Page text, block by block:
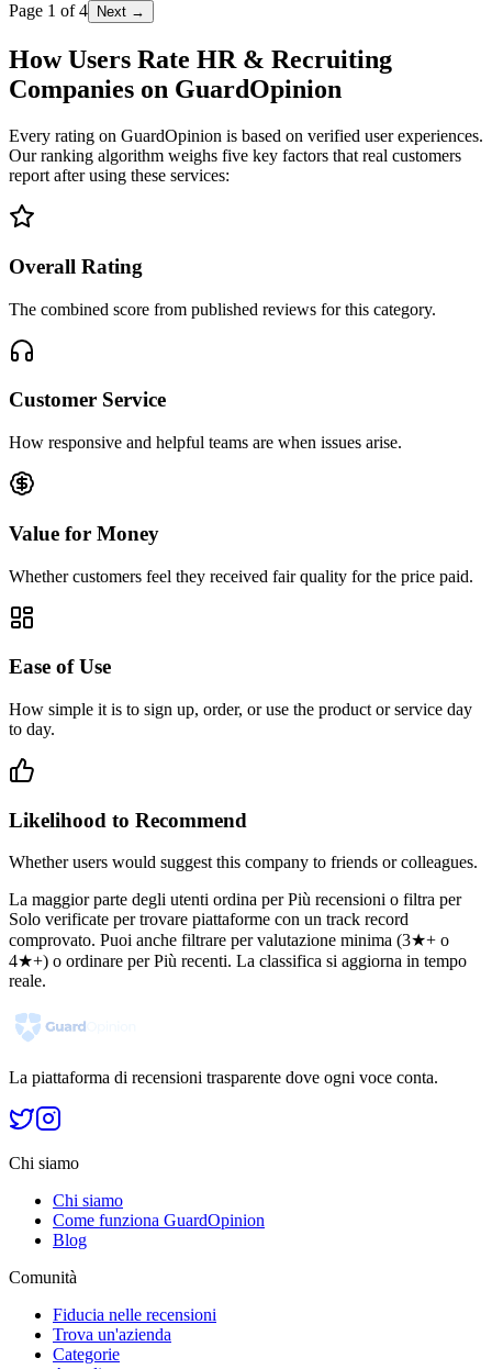
Page 1 of4 Next →
How Users Rate HR & Recruiting
Companies on GuardOpinion
Every rating on GuardOpinion is based on verified user experiences.
Our ranking algorithm weighs five key factors that real customers
report after using these services:
Overall Rating
The combined score from published reviews for this category.
Customer Service
How responsive and helpful teams are when issues arise.
Value for Money
Whether customers feel they received fair quality for the price paid.
Ease of Use
How simple it is to sign up, order, or use the product or service day
to day.
Likelihood to Recommend
Whether users would suggest this company to friends or colleagues.
La maggior parte degli utenti ordina per Più recensioni o filtra per
Solo verificate per trovare piattaforme con un track record
comprovato. Puoi anche filtrare per valutazione minima (3★+ o
4★+) o ordinare per Più recenti. La classifica si aggiorna in tempo
reale.
La piattaforma di recensioni trasparente dove ogni voce conta.
Chi siamo
Chi siamo
Come funziona GuardOpinion
Blog
Comunità
Fiducia nelle recensioni
Trova un'azienda
Categorie